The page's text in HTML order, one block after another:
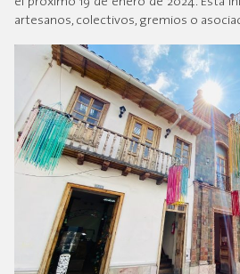
artesanos, colectivos, gremios o